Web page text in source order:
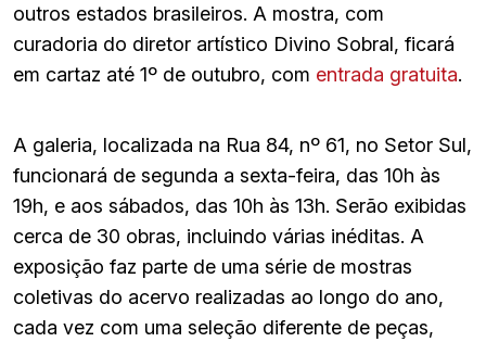
outros estados brasileiros. A mostra, com
curadoria do diretor artístico Divino Sobral, ficará
em cartaz até 1º de outubro, com entrada gratuita.
A galeria, localizada na Rua 84, nº 61, no Setor Sul,
funcionará de segunda a sexta-feira, das 10h às
19h, e aos sábados, das 10h às 13h. Serão exibidas
cerca de 30 obras, incluindo várias inéditas. A
exposição faz parte de uma série de mostras
coletivas do acervo realizadas ao longo do ano,
cada vez com uma seleção diferente de peças,